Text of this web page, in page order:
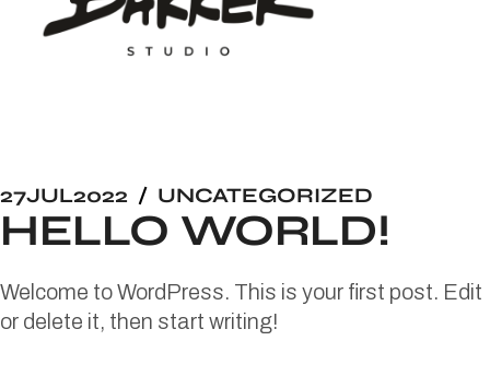
27JUL2022 UNCATEGORIZED
HELLO WORLD!
Welcome to WordPress. This is your first post. Edit
or delete it, then start writing!